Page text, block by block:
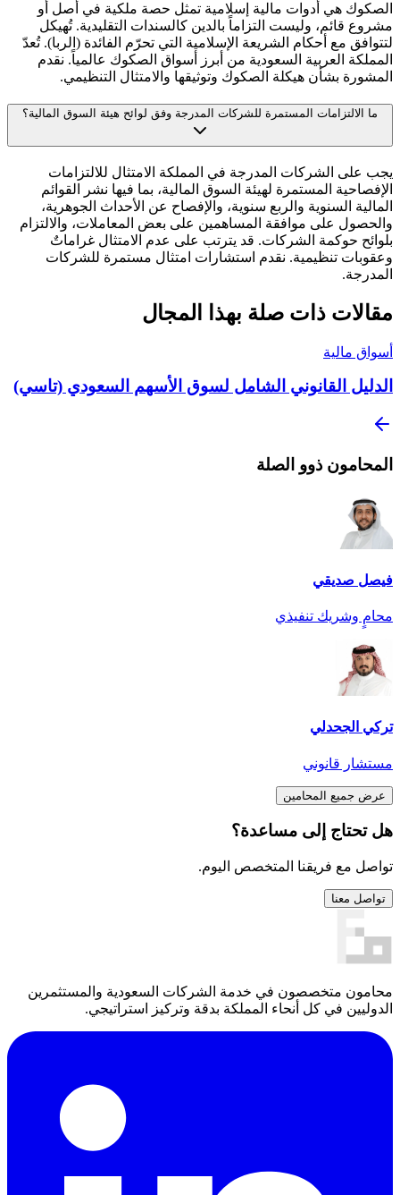
الصكوك هي أدوات مالية إسلامية تمثل حصة ملكية في أصل أو
مشروع قائم، وليست التزاماً بالدين كالسندات التقليدية. تُهيكل
لتتوافق مع أحكام الشريعة الإسلامية التي تحرّم الفائدة (الربا). تُعدّ
المملكة العربية السعودية من أبرز أسواق الصكوك عالمياً. نقدم
المشورة بشأن هيكلة الصكوك وتوثيقها والامتثال التنظيمي.
ما الالتزامات المستمرة للشركات المدرجة وفق لوائح هيئة السوق المالية؟
يجب على الشركات المدرجة في المملكة الامتثال للالتزامات
الإفصاحية المستمرة لهيئة السوق المالية، بما فيها نشر القوائم
المالية السنوية والربع سنوية، والإفصاح عن الأحداث الجوهرية،
والحصول على موافقة المساهمين على بعض المعاملات، والالتزام
بلوائح حوكمة الشركات. قد يترتب على عدم الامتثال غراماتٌ
وعقوبات تنظيمية. نقدم استشارات امتثال مستمرة للشركات
المدرجة.
مقالات ذات صلة بهذا المجال
أسواق مالية
الدليل القانوني الشامل لسوق الأسهم السعودي (تاسي)
المحامون ذوو الصلة
فيصل صديقي
محامٍ وشريك تنفيذي
تركي الجحدلي
مستشار قانوني
عرض جميع المحامين
هل تحتاج إلى مساعدة؟
تواصل مع فريقنا المتخصص اليوم.
تواصل معنا
محامون متخصصون في خدمة الشركات السعودية والمستثمرين
الدوليين في كل أنحاء المملكة بدقة وتركيز استراتيجي.